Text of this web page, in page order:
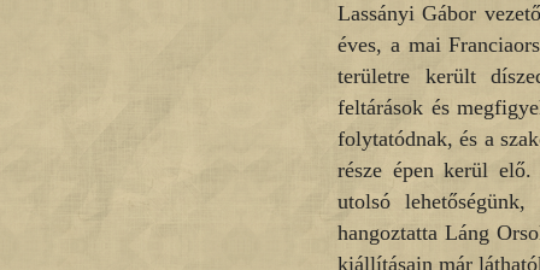
Lassányi Gábor
éves, a mai
területre került
feltárások és
folytatódnak, és a
része épen kerül
utolsó
hangoztatta Láng
kiállításain már